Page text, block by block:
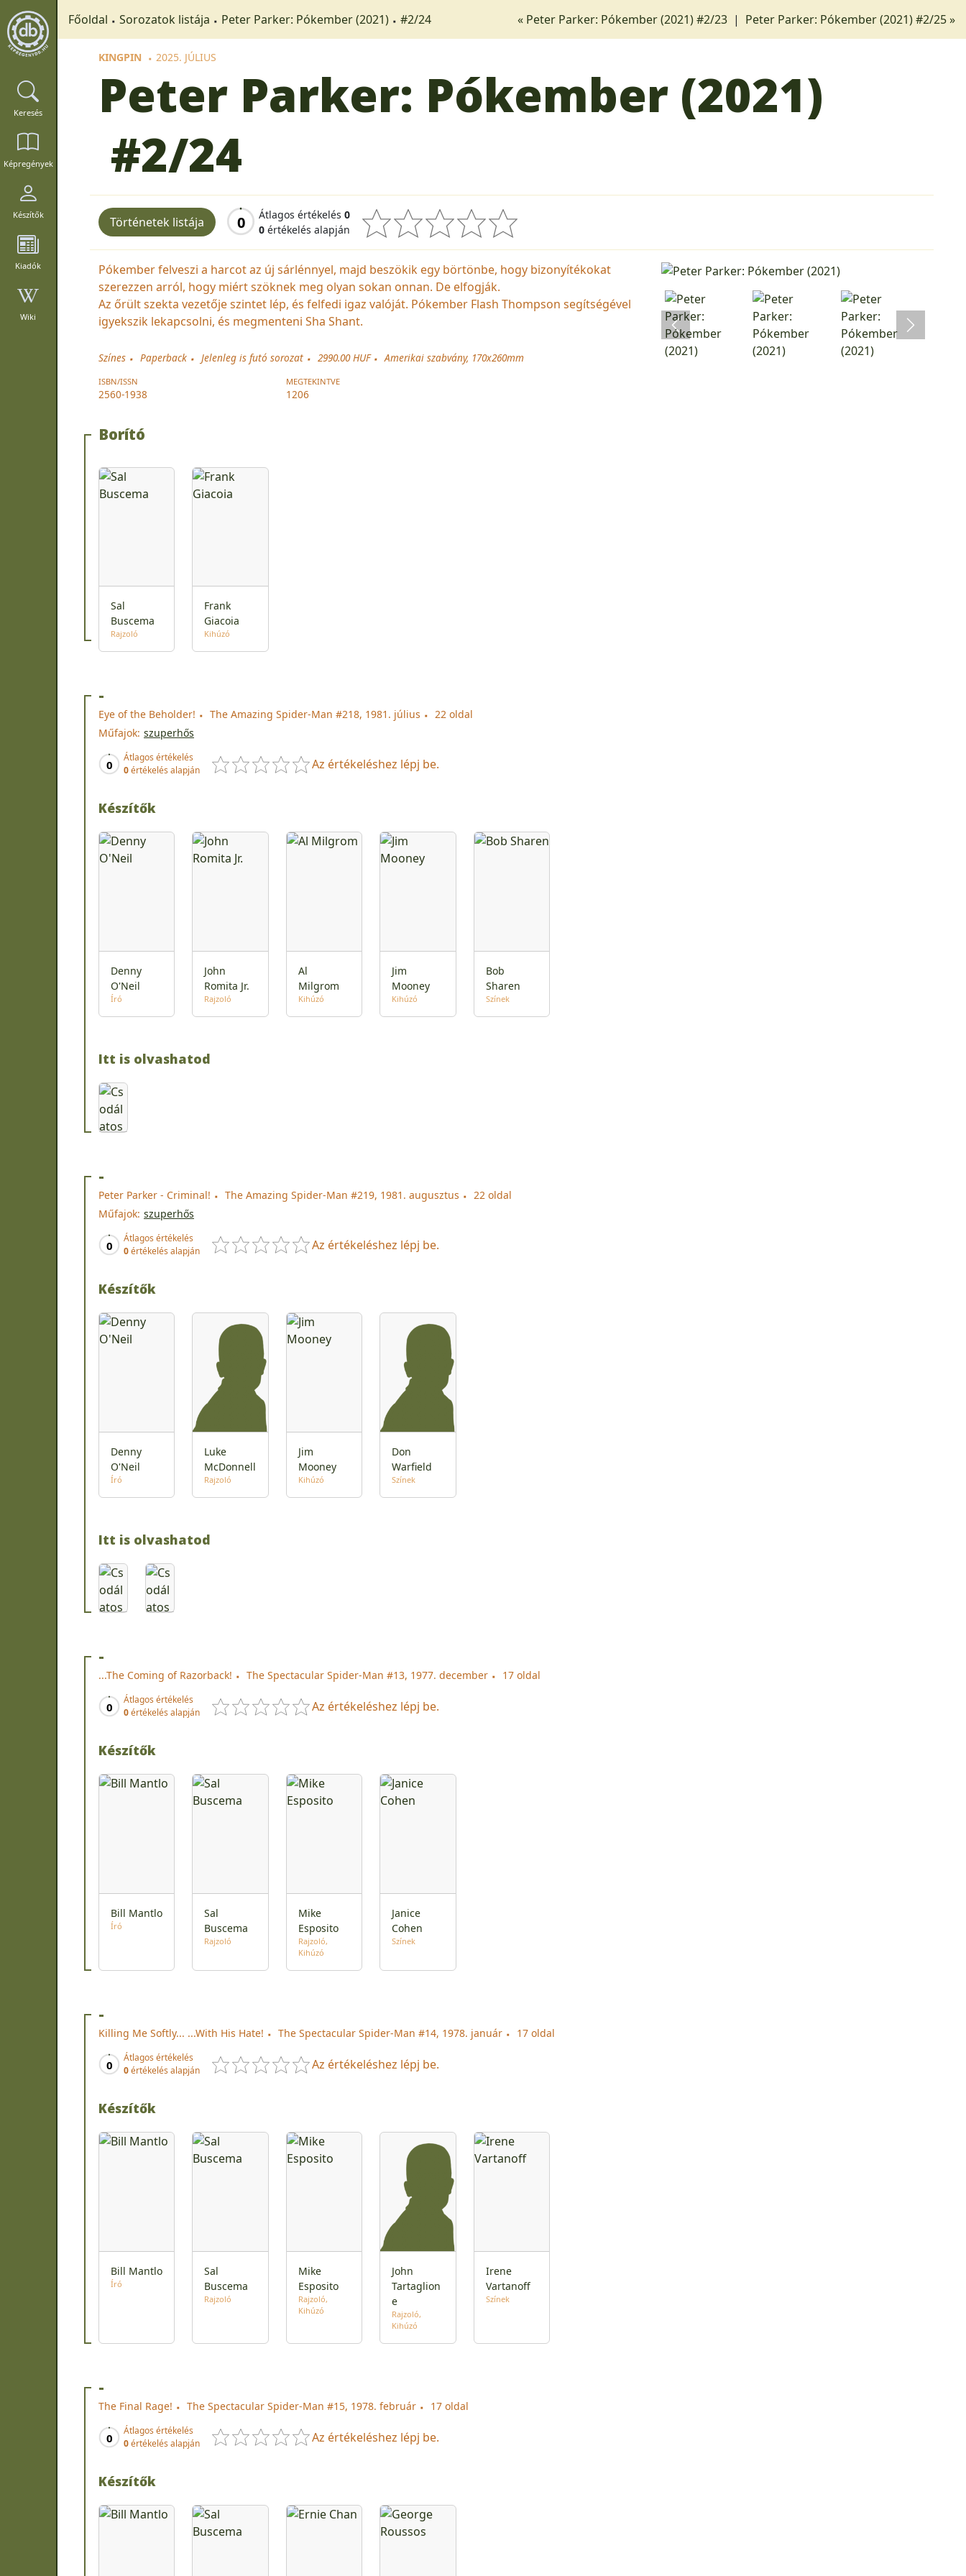
Keresés
Képregények
Készítők
Kiadók
Wiki
Főoldal Sorozatok listája Peter Parker: Pókember (2021) #2/24 « Peter Parker: Pókember (2021) #2/23 | Peter Parker: Pókember (2021) #2/25 »
KINGPIN 2025. JÚLIUS
Peter Parker: Pókember (2021)
#2/24
Történetek listája 0 Átlagos értékelés 0
0 értékelés alapján
Pókember felveszi a harcot az új sárlénnyel, majd beszökik egy börtönbe, hogy bizonyítékokat
szerezzen arról, hogy miért szöknek meg olyan sokan onnan. De elfogják.
Az őrült szekta vezetője szintet lép, és felfedi igaz valóját. Pókember Flash Thompson segítségével
igyekszik lekapcsolni, és megmenteni Sha Shant.
Színes Paperback Jelenleg is futó sorozat 2990.00 HUF Amerikai szabvány, 170x260mm
ISBN/ISSN
2560-1938
MEGTEKINTVE
1206
Borító
Sal
Buscema
Rajzoló
Frank
Giacoia
Kihúzó
-
Eye of the Beholder! The Amazing Spider-Man #218, 1981. július
22 oldal
Műfajok: szuperhős
0
Átlagos értékelés
0értékelés alapján Az értékeléshez lépj be.
Készítők
Denny
O'Neil
Író
John
Romita Jr.
Rajzoló
Al
Milgrom
Kihúzó
Jim
Mooney
Kihúzó
Bob
Sharen
Színek
Itt is olvashatod
-
Peter Parker - Criminal! The Amazing Spider-Man #219, 1981. augusztus
22 oldal
Műfajok: szuperhős
0
Átlagos értékelés
0értékelés alapján Az értékeléshez lépj be.
Készítők
Denny
O'Neil
Író
Luke
McDonnell
Rajzoló
Jim
Mooney
Kihúzó
Don
Warfield
Színek
Itt is olvashatod
-
...The Coming of Razorback! The Spectacular Spider-Man #13, 1977. december 17 oldal
0
Átlagos értékelés
0értékelés alapján Az értékeléshez lépj be.
Készítők
Bill Mantlo
Író
Sal
Buscema
Rajzoló
Mike
Esposito
Rajzoló
Kihúzó
Janice
Cohen
Színek
-
Killing Me Softly... ...With His Hate! The Spectacular Spider-Man #14, 1978. január 17 oldal
0
Átlagos értékelés
0értékelés alapján Az értékeléshez lépj be.
Készítők
Bill Mantlo
Író
Sal
Buscema
Rajzoló
Mike
Esposito
Rajzoló
Kihúzó
John
Tartaglion
e
Rajzoló
Kihúzó
Irene
Vartanoff
Színek
-
The Final Rage! The Spectacular Spider-Man #15, 1978. február 17 oldal
0
Átlagos értékelés
0értékelés alapján Az értékeléshez lépj be.
Készítők